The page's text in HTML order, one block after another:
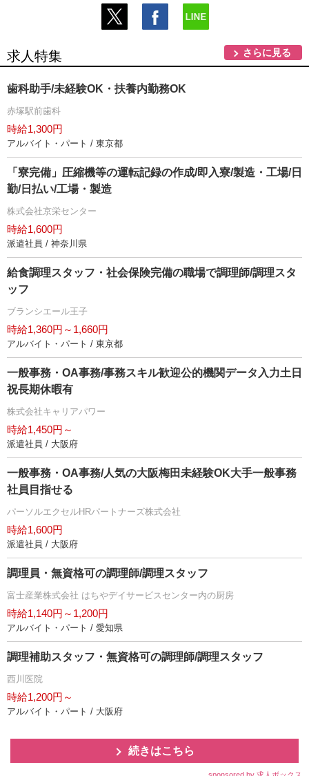
求人特集 さらに見る
歯科助手/未経験OK・扶養内勤務OK
赤塚駅前歯科
時給1,300円
アルバイト・パート / 東京都
「寮完備」圧縮機等の運転記録の作成/即入寮/製造・工場/日
勤/日払い/工場・製造
株式会社京栄センター
時給1,600円
派遣社員 / 神奈川県
給食調理スタッフ・社会保険完備の職場で調理師/調理スタ
ッフ
ブランシエール王子
時給1,360円～1,660円
アルバイト・パート / 東京都
一般事務・OA事務/事務スキル歓迎公的機関データ入力土日
祝長期休暇有
株式会社キャリアパワー
時給1,450円～
派遣社員 / 大阪府
一般事務・OA事務/人気の大阪梅田未経験OK大手一般事務
社員目指せる
パーソルエクセルHRパートナーズ株式会社
時給1,600円
派遣社員 / 大阪府
調理員・無資格可の調理師/調理スタッフ
富士産業株式会社 はちやデイサービスセンター内の厨房
時給1,140円～1,200円
アルバイト・パート / 愛知県
調理補助スタッフ・無資格可の調理師/調理スタッフ
西川医院
時給1,200円～
アルバイト・パート / 大阪府
続きはこちら